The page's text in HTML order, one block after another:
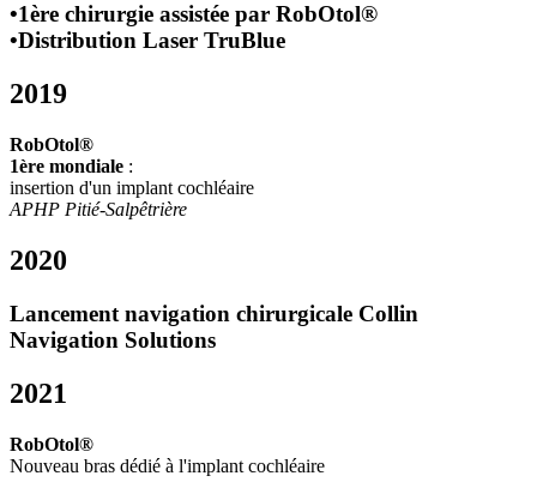
•1ère chirurgie assistée par RobOtol®
•Distribution Laser TruBlue
2019
RobOtol®
1ère mondiale :
insertion d'un implant cochléaire
APHP Pitié-Salpêtrière
2020
Lancement navigation chirurgicale Collin
Navigation Solutions
2021
RobOtol®
Nouveau bras dédié à l'implant cochléaire